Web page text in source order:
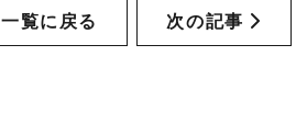
一覧に戻る 次の記事